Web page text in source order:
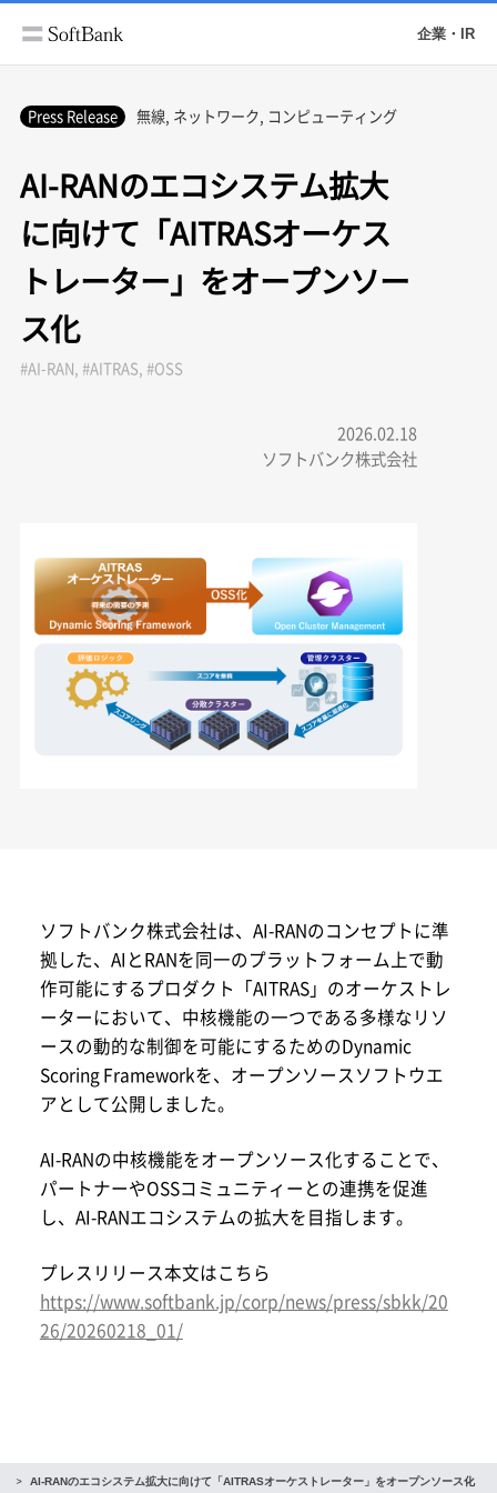
企業・IR
Press Release 無線, ネットワーク, コンピューティング
AI-RANのエコシステム拡大
に向けて「AITRASオーケス
トレーター」をオープンソー
ス化
#AI-RAN, #AITRAS, #OSS
2026.02.18
ソフトバンク株式会社
ソフトバンク株式会社は、AI-RANのコンセプトに準
拠した、AIとRANを同一のプラットフォーム上で動
作可能にするプロダクト「AITRAS」のオーケストレ
ーターにおいて、中核機能の一つである多様なリソ
ースの動的な制御を可能にするためのDynamic
Scoring Frameworkを、オープンソースソフトウエ
アとして公開しました。
AI-RANの中核機能をオープンソース化することで、
パートナーやOSSコミュニティーとの連携を促進
し、AI-RANエコシステムの拡大を目指します。
プレスリリース本文はこちら
https://www.softbank.jp/corp/news/press/sbkk/20
26/20260218_01/
AI-RANのエコシステム拡大に向けて「AITRASオーケストレーター」をオープンソース化